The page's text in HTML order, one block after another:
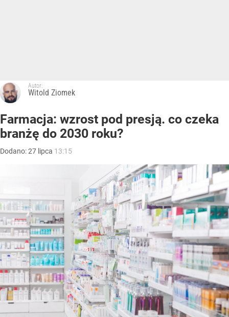
Autor:
Witold Ziomek
Farmacja: wzrost pod presją. co czeka
branżę do 2030 roku?
Dodano:27 lipca 13:15